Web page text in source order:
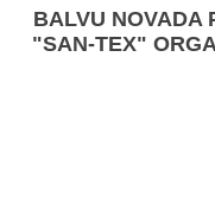
BALVU NOVADA
"SAN-TEX"